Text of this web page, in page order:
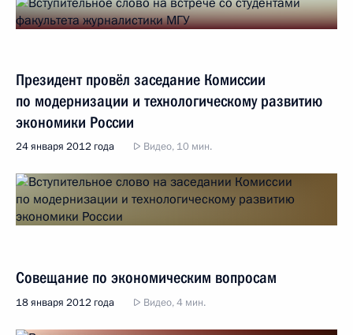
Президент провёл заседание Комиссии
по модернизации и технологическому развитию
экономики России
24 января 2012 года Видео, 10 мин.
Совещание по экономическим вопросам
18 января 2012 года Видео, 4 мин.